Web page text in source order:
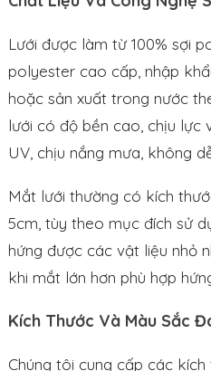
Lưới được làm từ 100% sợi
polyester cao cấp, nhập
hoặc sản xuất trong nước
lưới có độ bền cao, chịu lực
UV, chịu nắng mưa, không
Mắt lưới thường có kích
5cm, tùy theo mục đích sử
hứng được các vật liệu nhỏ
khi mắt lớn hơn phù hợp
Kích Thước Và Màu Sắc
Chúng tôi cung cấp các kích